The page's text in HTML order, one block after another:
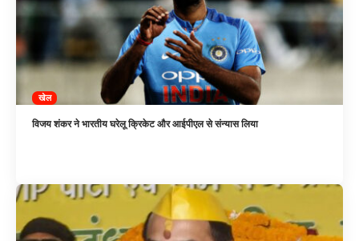
खेल
विजय शंकर ने भारतीय घरेलू क्रिकेट और आईपीएल से संन्यास लिया